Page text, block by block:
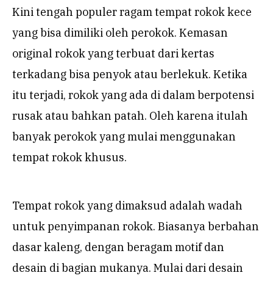
Kini tengah populer ragam tempat rokok kece
yang bisa dimiliki oleh perokok. Kemasan
original rokok yang terbuat dari kertas
terkadang bisa penyok atau berlekuk. Ketika
itu terjadi, rokok yang ada di dalam berpotensi
rusak atau bahkan patah. Oleh karena itulah
banyak perokok yang mulai menggunakan
tempat rokok khusus.
Tempat rokok yang dimaksud adalah wadah
untuk penyimpanan rokok. Biasanya berbahan
dasar kaleng, dengan beragam motif dan
desain di bagian mukanya. Mulai dari desain